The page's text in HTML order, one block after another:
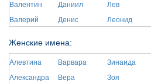
Валентин
Валерий
Даниил
Денис
Лев
Леонид
Женские имена:
Алевтина
Александра
Варвара
Вера
Зинаида
Зоя